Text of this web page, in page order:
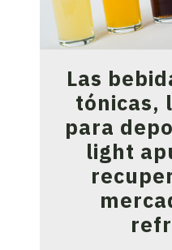
Las
tónicas,
para
light